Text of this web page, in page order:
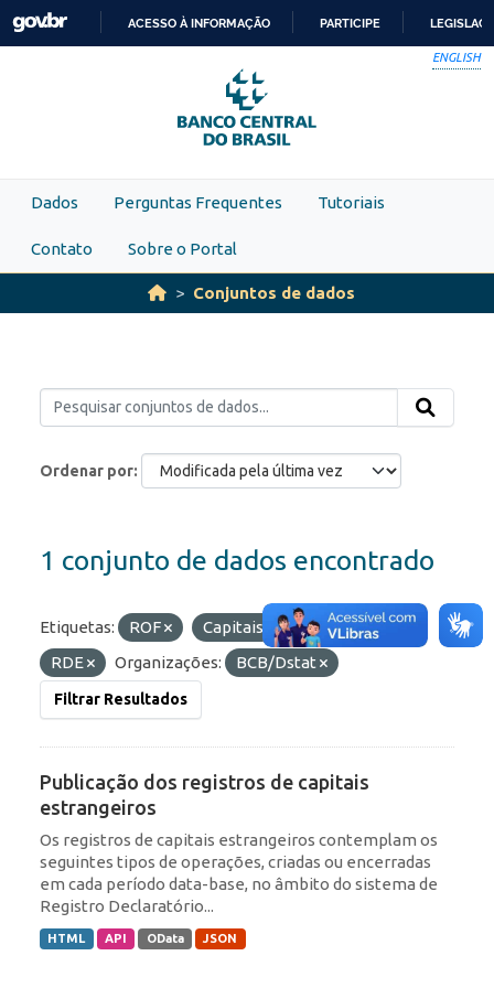
Skip to main content
PARA
O
CONTEÚDO
ACESSO À INFORMAÇÃO PARTICIPE
ENGLISH
Dados Perguntas Frequentes Tutoriais
Contato Sobre o Portal
Conjuntos de dados
Ordenar por
1 conjunto de dados encontrado
Etiquetas: ROF
Capitais Estrangeiros
RDE
Organizações: BCB/Dstat
Filtrar Resultados
Publicação dos registros de capitais
estrangeiros
Os registros de capitais estrangeiros contemplam os
seguintes tipos de operações, criadas ou encerradas
em cada período data-base, no âmbito do sistema de
Registro Declaratório...
HTML API OData JSON